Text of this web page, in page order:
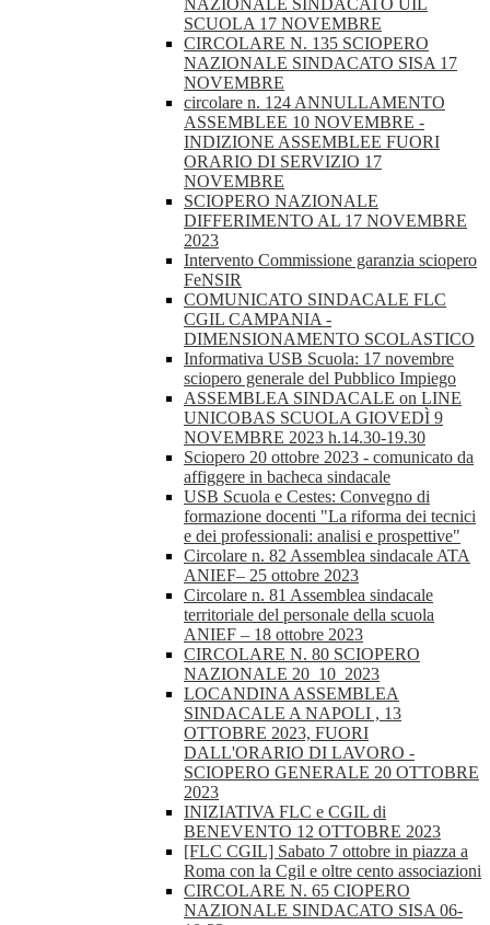
NAZIONALE SINDACATO UIL
SCUOLA 17 NOVEMBRE
CIRCOLARE N. 135 SCIOPERO
NAZIONALE SINDACATO SISA 17
NOVEMBRE
circolare n. 124 ANNULLAMENTO
ASSEMBLEE 10 NOVEMBRE -
INDIZIONE ASSEMBLEE FUORI
ORARIO DI SERVIZIO 17
NOVEMBRE
SCIOPERO NAZIONALE
DIFFERIMENTO AL 17 NOVEMBRE
2023
Intervento Commissione garanzia sciopero
FeNSIR
COMUNICATO SINDACALE FLC
CGIL CAMPANIA -
DIMENSIONAMENTO SCOLASTICO
Informativa USB Scuola: 17 novembre
sciopero generale del Pubblico Impiego
ASSEMBLEA SINDACALE on LINE
UNICOBAS SCUOLA GIOVEDÌ 9
NOVEMBRE 2023 h.14.30-19.30
Sciopero 20 ottobre 2023 - comunicato da
affiggere in bacheca sindacale
USB Scuola e Cestes: Convegno di
formazione docenti "La riforma dei tecnici
e dei professionali: analisi e prospettive"
Circolare n. 82 Assemblea sindacale ATA
ANIEF– 25 ottobre 2023
Circolare n. 81 Assemblea sindacale
territoriale del personale della scuola
ANIEF – 18 ottobre 2023
CIRCOLARE N. 80 SCIOPERO
NAZIONALE 20_10_2023
LOCANDINA ASSEMBLEA
SINDACALE A NAPOLI , 13
OTTOBRE 2023, FUORI
DALL'ORARIO DI LAVORO -
SCIOPERO GENERALE 20 OTTOBRE
2023
INIZIATIVA FLC e CGIL di
BENEVENTO 12 OTTOBRE 2023
[FLC CGIL] Sabato 7 ottobre in piazza a
Roma con la Cgil e oltre cento associazioni
CIRCOLARE N. 65 CIOPERO
NAZIONALE SINDACATO SISA 06-